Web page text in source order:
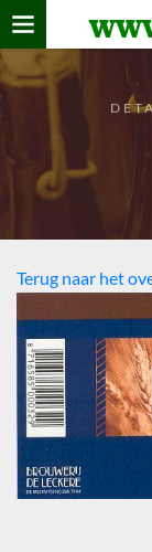
Home
verzamelen
De bierkaart
Bezoekers
Terug naar het